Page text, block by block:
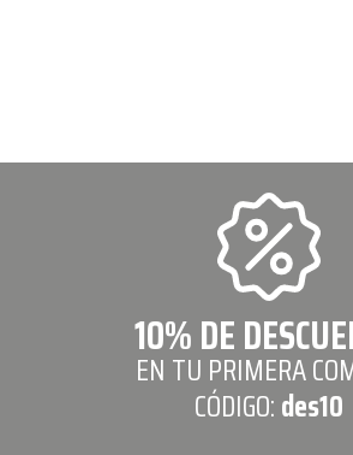
10% DE
EN TU PRIMERA
CÓDIGO:des10